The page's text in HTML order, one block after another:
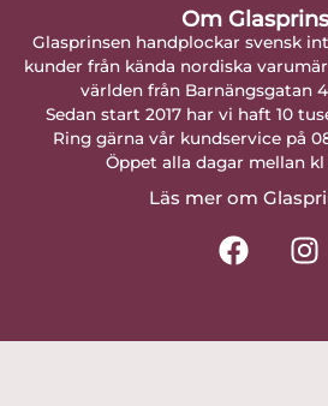
Om
Glasprinsen handplockar svensk
kunder från kända nordiska
världen från Barnängsgatan
Sedan start 2017 har vi haft 10
Ring gärna vår kundservice på
Öppet alla dagar mellan kl
Läs mer om
F
a
I
n